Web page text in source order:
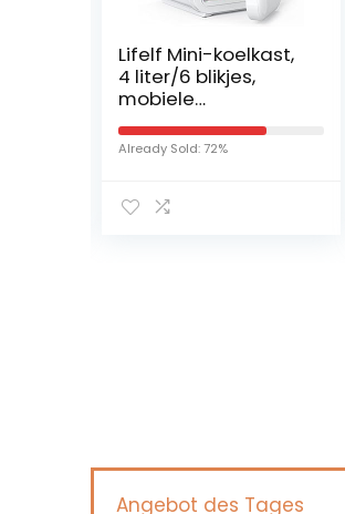
Lifelf Mini-koelkast,
4 liter/6 blikjes,
mobiele
autokoelkast met
koel- en
verwarmingsfunctie
68 W
Already Sold: 72%
Angebot des Tages